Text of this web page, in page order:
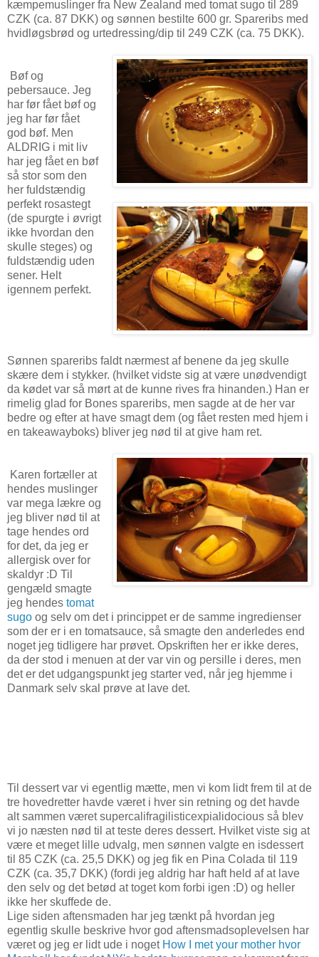
kæmpemuslinger fra New Zealand med tomat sugo til 289
CZK (ca. 87 DKK) og sønnen bestilte 600 gr. Spareribs med
hvidløgsbrød og urtedressing/dip til 249 CZK (ca. 75 DKK).
Bøf og
pebersauce. Jeg
har før fået bøf og
jeg har før fået
god bøf. Men
ALDRIG i mit liv
har jeg fået en bøf
så stor som den
her fuldstændig
perfekt rosastegt
(de spurgte i øvrigt
ikke hvordan den
skulle steges) og
fuldstændig uden
sener. Helt
igennem perfekt.
Sønnen spareribs faldt nærmest af benene da jeg skulle
skære dem i stykker. (hvilket vidste sig at være unødvendigt
da kødet var så mørt at de kunne rives fra hinanden.) Han er
rimelig glad for Bones spareribs, men sagde at de her var
bedre og efter at have smagt dem (og fået resten med hjem i
en takeawayboks) bliver jeg nød til at give ham ret.
Karen fortæller at
hendes muslinger
var mega lækre og
jeg bliver nød til at
tage hendes ord
for det, da jeg er
allergisk over for
skaldyr :D Til
gengæld smagte
jeg hendes tomat
sugo og selv om det i princippet er de samme ingredienser
som der er i en tomatsauce, så smagte den anderledes end
noget jeg tidligere har prøvet. Opskriften her er ikke deres,
da der stod i menuen at der var vin og persille i deres, men
det er det udgangspunkt jeg starter ved, når jeg hjemme i
Danmark selv skal prøve at lave det.
Til dessert var vi egentlig mætte, men vi kom lidt frem til at de
tre hovedretter havde været i hver sin retning og det havde
alt sammen været supercalifragilisticexpialidocious så blev
vi jo næsten nød til at teste deres dessert. Hvilket viste sig at
være et meget lille udvalg, men sønnen valgte en isdessert
til 85 CZK (ca. 25,5 DKK) og jeg fik en Pina Colada til 119
CZK (ca. 35,7 DKK) (fordi jeg aldrig har haft held af at lave
den selv og det betød at toget kom forbi igen :D) og heller
ikke her skuffede de.
Lige siden aftensmaden har jeg tænkt på hvordan jeg
egentlig skulle beskrive hvor god aftensmadsoplevelsen har
været og jeg er lidt ude i nogetHow I met your mother hvor